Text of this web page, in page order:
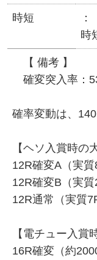
時短
時
【 備考 】
確変突入率：
確率変動は、
【ヘソ入賞時の
12R確変A（実
12R確変B（実
12R通常（実質
【電チュー入賞
16R確変（約